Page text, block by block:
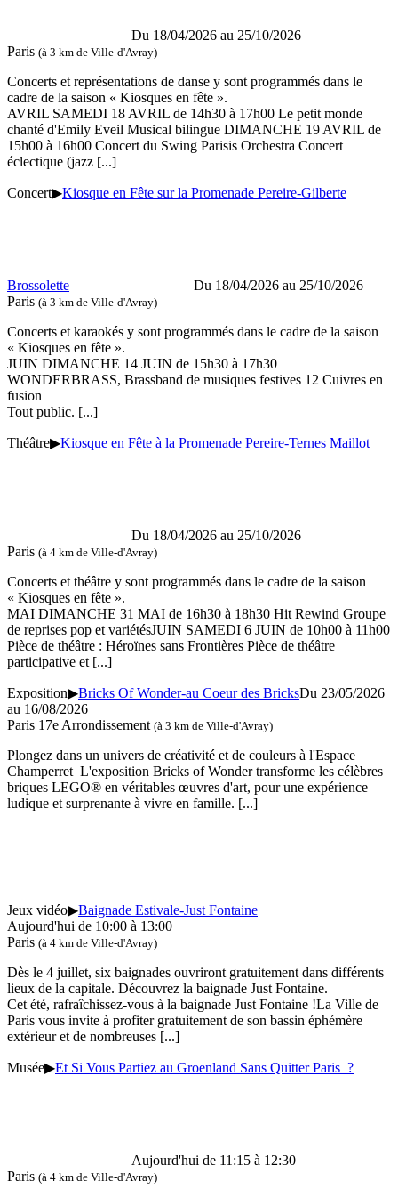
Du 18/04/2026 au 25/10/2026
Paris (à 3 km de Ville-d'Avray)
Concerts et représentations de danse y sont programmés dans le
cadre de la saison « Kiosques en fête ».
AVRIL SAMEDI 18 AVRIL de 14h30 à 17h00 Le petit monde
chanté d'Emily Eveil Musical bilingue DIMANCHE 19 AVRIL de
15h00 à 16h00 Concert du Swing Parisis Orchestra Concert
éclectique (jazz [...]
Concert▶Kiosque en Fête sur la Promenade Pereire-Gilberte
Brossolette Du 18/04/2026 au 25/10/2026
Paris (à 3 km de Ville-d'Avray)
Concerts et karaokés y sont programmés dans le cadre de la saison
« Kiosques en fête ».
JUIN DIMANCHE 14 JUIN de 15h30 à 17h30
WONDERBRASS, Brassband de musiques festives 12 Cuivres en
fusion
Tout public. [...]
Théâtre▶Kiosque en Fête à la Promenade Pereire-Ternes Maillot
Du 18/04/2026 au 25/10/2026
Paris (à 4 km de Ville-d'Avray)
Concerts et théâtre y sont programmés dans le cadre de la saison
« Kiosques en fête ».
MAI DIMANCHE 31 MAI de 16h30 à 18h30 Hit Rewind Groupe
de reprises pop et variétésJUIN SAMEDI 6 JUIN de 10h00 à 11h00
Pièce de théâtre : Héroïnes sans Frontières Pièce de théâtre
participative et [...]
Exposition▶Bricks Of Wonder-au Coeur des BricksDu 23/05/2026
au 16/08/2026
Paris 17e Arrondissement (à 3 km de Ville-d'Avray)
Plongez dans un univers de créativité et de couleurs à l'Espace
Champerret L'exposition Bricks of Wonder transforme les célèbres
briques LEGO® en véritables œuvres d'art, pour une expérience
ludique et surprenante à vivre en famille. [...]
Jeux vidéo▶Baignade Estivale-Just Fontaine
Aujourd'hui de 10:00 à 13:00
Paris (à 4 km de Ville-d'Avray)
Dès le 4 juillet, six baignades ouvriront gratuitement dans différents
lieux de la capitale. Découvrez la baignade Just Fontaine.
Cet été, rafraîchissez-vous à la baignade Just Fontaine !La Ville de
Paris vous invite à profiter gratuitement de son bassin éphémère
extérieur et de nombreuses [...]
Musée▶Et Si Vous Partiez au Groenland Sans Quitter Paris ?
Aujourd'hui de 11:15 à 12:30
Paris (à 4 km de Ville-d'Avray)